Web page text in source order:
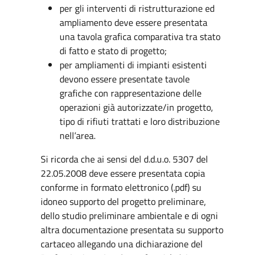
per gli interventi di ristrutturazione ed
ampliamento deve essere presentata
una tavola grafica comparativa tra stato
di fatto e stato di progetto;
per ampliamenti di impianti esistenti
devono essere presentate tavole
grafiche con rappresentazione delle
operazioni già autorizzate/in progetto,
tipo di rifiuti trattati e loro distribuzione
nell’area.
Si ricorda che ai sensi del d.d.u.o. 5307 del
22.05.2008 deve essere presentata copia
conforme in formato elettronico (.pdf) su
idoneo supporto del progetto preliminare,
dello studio preliminare ambientale e di ogni
altra documentazione presentata su supporto
cartaceo allegando una dichiarazione del